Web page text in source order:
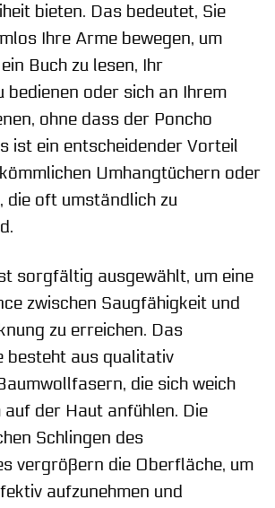
bieten. Das bedeutet, Sie
Ihre Arme bewegen, um
Buch zu lesen, Ihr
bedienen oder sich an Ihrem
ohne dass der Poncho
ist ein entscheidender Vorteil
Umhangtüchern oder
die oft umständlich zu
sorgfältig ausgewählt, um eine
zwischen Saugfähigkeit und
zu erreichen. Das
besteht aus qualitativ
die sich weich
auf der Haut anfühlen. Die
Schlingen des
vergrößern die Oberfläche, um
aufzunehmen und